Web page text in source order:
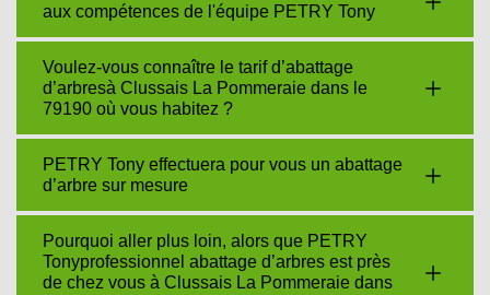
aux compétences de l'équipe PETRY Tony
Voulez-vous connaître le tarif d’abattage
d’arbresà Clussais La Pommeraie dans le
79190 où vous habitez ?
PETRY Tony effectuera pour vous un abattage
d’arbre sur mesure
Pourquoi aller plus loin, alors que PETRY
Tonyprofessionnel abattage d’arbres est près
de chez vous à Clussais La Pommeraie dans